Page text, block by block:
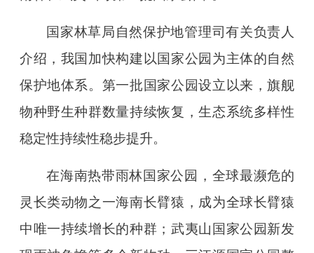
国家林草局自然保护地管理司有关负责人
介绍，我国加快构建以国家公园为主体的自然
保护地体系。第一批国家公园设立以来，旗舰
物种野生种群数量持续恢复，生态系统多样性
稳定性持续性稳步提升。
在海南热带雨林国家公园，全球最濒危的
灵长类动物之一海南长臂猿，成为全球长臂猿
中唯一持续增长的种群；武夷山国家公园新发